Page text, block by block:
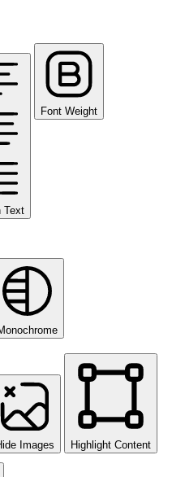
Text
Font Weight
Images Highlight Content